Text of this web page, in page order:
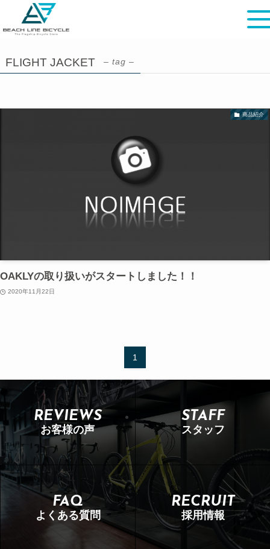
FLIGHT JACKET – tag –
商品紹介
OAKLYの取り扱いがスタートしました！！
2020年11月22日
1
REVIEWS
お客様の声
STAFF
スタッフ
FAQ
よくある質問
RECRUIT
採用情報